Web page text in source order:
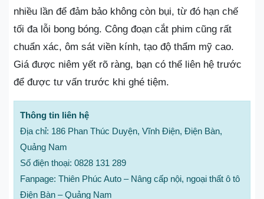
nhiều lần để đảm bảo không còn bụi, từ đó hạn chế
tối đa lỗi bong bóng. Công đoạn cắt phim cũng rất
chuẩn xác, ôm sát viền kính, tạo độ thẩm mỹ cao.
Giá được niêm yết rõ ràng, bạn có thể liên hệ trước
để được tư vấn trước khi ghé tiệm.
Thông tin liên hệ
Địa chỉ: 186 Phan Thúc Duyện, Vĩnh Điện, Điện Bàn,
Quảng Nam
Số điện thoại: 0828 131 289
Fanpage: Thiên Phúc Auto – Nâng cấp nội, ngoại thất ô tô
Điện Bàn – Quảng Nam